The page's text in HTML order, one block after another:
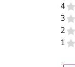
4
3
2
1